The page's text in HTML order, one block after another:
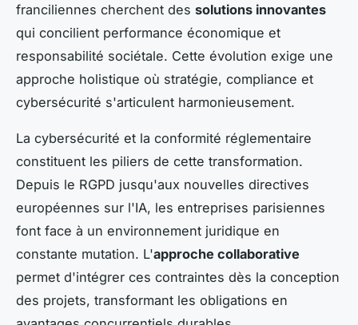
franciliennes cherchent des solutions innovantes
qui concilient performance économique et
responsabilité sociétale. Cette évolution exige une
approche holistique où stratégie, compliance et
cybersécurité s'articulent harmonieusement.
La cybersécurité et la conformité réglementaire
constituent les piliers de cette transformation.
Depuis le RGPD jusqu'aux nouvelles directives
européennes sur l'IA, les entreprises parisiennes
font face à un environnement juridique en
constante mutation. L'approche collaborative
permet d'intégrer ces contraintes dès la conception
des projets, transformant les obligations en